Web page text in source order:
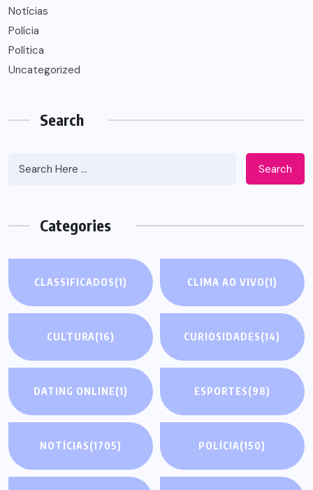
Notícias
Polícia
Política
Uncategorized
Search
Search
Categories
CLASSIFICADOS(1) CLIMA AO VIVO(1)
CULTURA(16) CURIOSIDADES(14)
DATING ONLINE(1) ESPORTES(98)
NOTÍCIAS(1705) POLÍCIA(150)